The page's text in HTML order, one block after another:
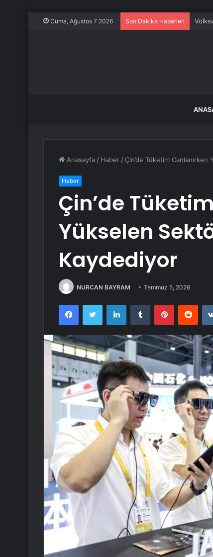
Cuma, Ağustos 7 2026 Son Dakika Haberleri
Anasayfa / Haber / Çin’de Tüketim
Haber
Çin’de
Yükselen
Kaydediyor
NURCAN BAYRAM Temmuz 5, 2026
FacebookTwitter LinkedInTumblr Pinterest